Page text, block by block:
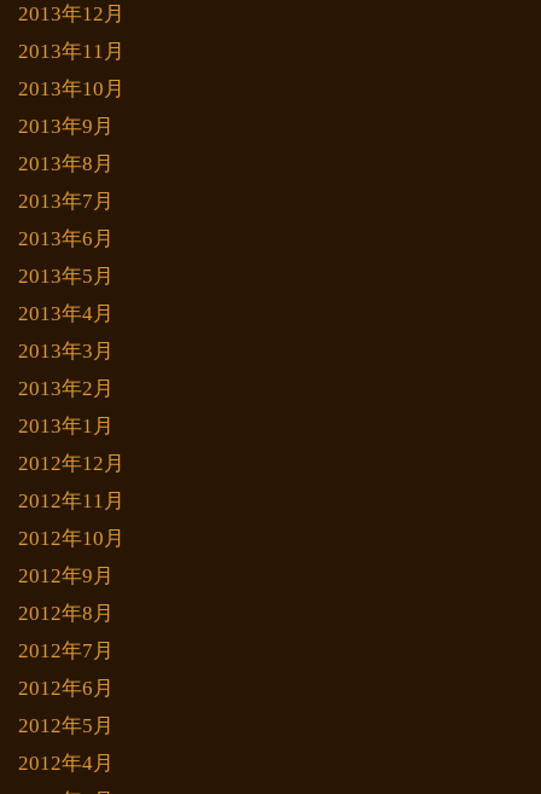
2013年12月
2013年11月
2013年10月
2013年9月
2013年8月
2013年7月
2013年6月
2013年5月
2013年4月
2013年3月
2013年2月
2013年1月
2012年12月
2012年11月
2012年10月
2012年9月
2012年8月
2012年7月
2012年6月
2012年5月
2012年4月